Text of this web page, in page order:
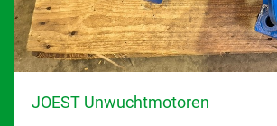
JOEST Unwuchtmotoren